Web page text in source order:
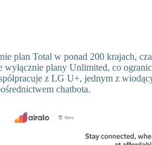
plan Total w ponad 200 krajach,
wyłącznie plany Unlimited, co
z LG U+, jednym z
chatbota.